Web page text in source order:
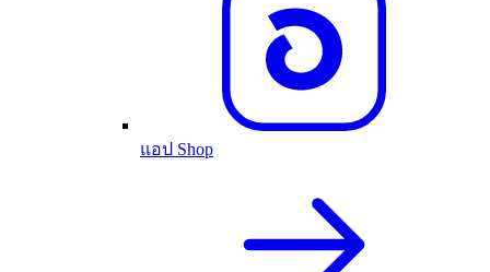
แอป Shop